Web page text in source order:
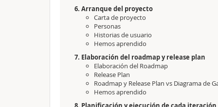
6. Arranque del proyecto
Carta de proyecto
Personas
Historias de usuario
Hemos aprendido
7. Elaboración del roadmap y release plan
Elaboración del Roadmap
Release Plan
Roadmap y Release Plan vs Diagrama de
Hemos aprendido